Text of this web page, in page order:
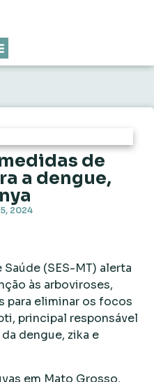
de
a dengue,
2024
(SES-MT) alerta
às arboviroses,
para eliminar os focos
principal responsável
dengue, zika e
em Mato Grosso,